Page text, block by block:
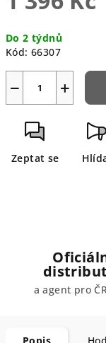
cena:
Do 2 týdnů
Kód: 66307
+
−
Zeptat se
a agent pro